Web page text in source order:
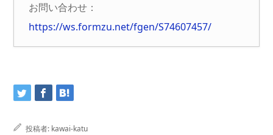
お問い合わせ：
https://ws.formzu.net/fgen/S74607457/
投稿者: kawai-katu